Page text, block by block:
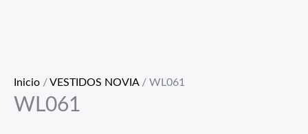
Inicio /VESTIDOS NOVIA/ WL061
WL061